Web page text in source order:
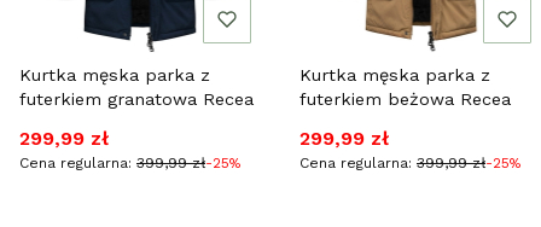
Kurtka męska parka z
futerkiem granatowa Recea
Cena promocyjna
299,99 zł
Cena regularna: 399,99 zł-25%
Kurtka męska parka z
futerkiem beżowa Recea
Cena promocyjna
299,99 zł
Cena regularna: 399,99 zł-25%